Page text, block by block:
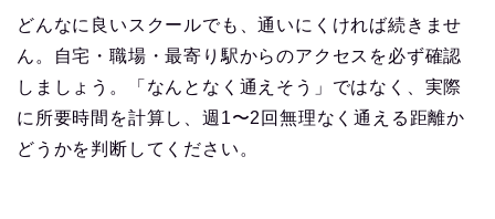
どんなに良いスクールでも、通いにくければ続きませ
ん。自宅・職場・最寄り駅からのアクセスを必ず確認
しましょう。「なんとなく通えそう」ではなく、実際
に所要時間を計算し、週1〜2回無理なく通える距離か
どうかを判断してください。